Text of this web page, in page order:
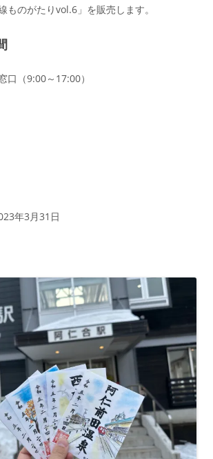
ものがたりvol.6」を販売します。
口（9:00～17:00）
年3月31日